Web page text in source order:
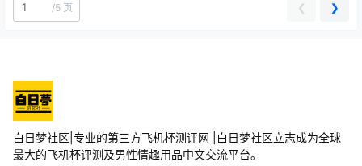
/5 页 ❮ ❯
白日梦社区|专业的第三方飞机杯测评网 |白日梦社区立志成为全球
最大的飞机杯评测及男性情趣用品中文交流平台。